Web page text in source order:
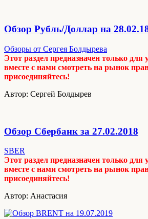
Обзор Рубль/Доллар на
Обзоры от Сергея Болдырева
Этот раздел предназначен только
вместе с нами смотреть на рынок
присоединяйтесь!
Автор: Сергей Болдырев
Обзор Сбербанк за 27.02.2018
SBER
Этот раздел предназначен только
вместе с нами смотреть на рынок
присоединяйтесь!
Автор: Анастасия